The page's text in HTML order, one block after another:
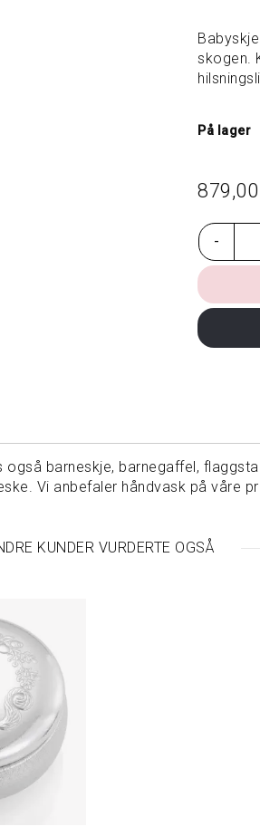
skogen.
På lager
879,00
-
barneskje, barnegaffel,
Vi anbefaler håndvask på våre
KUNDER VURDERTE OGSÅ